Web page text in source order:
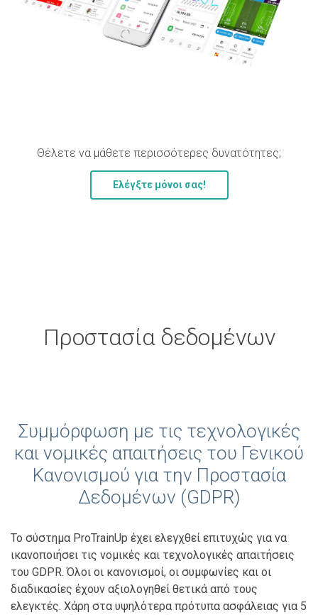
Θέλετε να μάθετε περισσότερες δυνατότητες;
Ελέγξτε μόνοι σας!
Προστασία δεδομένων
Συμμόρφωση με τις τεχνολογικές
και νομικές απαιτήσεις του Γενικού
Κανονισμού για την Προστασία
Δεδομένων (GDPR)
Το σύστημα ProTrainUp έχει ελεγχθεί επιτυχώς για να
ικανοποιήσει τις νομικές και τεχνολογικές απαιτήσεις
του GDPR. Όλοι οι κανονισμοί, οι συμφωνίες και οι
διαδικασίες έχουν αξιολογηθεί θετικά από τους
ελεγκτές. Χάρη στα υψηλότερα πρότυπα ασφάλειας για 5